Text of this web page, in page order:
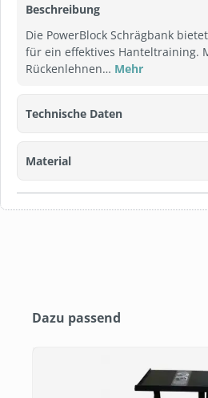
Beschreibung
Die PowerBlock Schrägbank
für ein effektives Hanteltraining.
Rückenlehnen… Mehr
Technische Daten
Material
Produktgalerie überspringen
Dazu passend